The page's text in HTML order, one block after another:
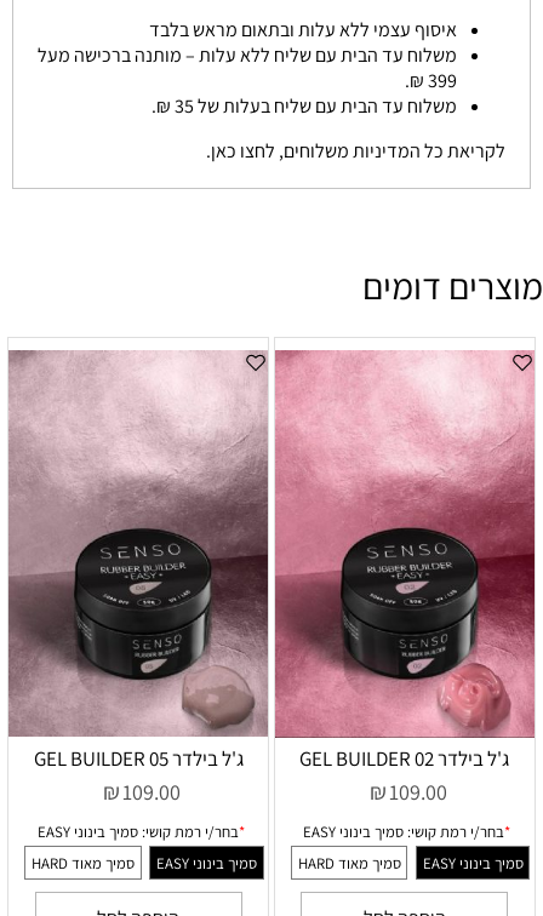
איסוף עצמי ללא עלות ובתאום מראש בלבד
משלוח עד הבית עם שליח ללא עלות – מותנה ברכישה מעל
399 ₪.
משלוח עד הבית עם שליח בעלות של 35 ₪.
לקריאת כל המדיניות משלוחים, לחצו כאן.
מוצרים דומים
ג'ל בילדר 02 GEL BUILDER
₪109.00
ג'ל בילדר 05 GEL BUILDER
₪109.00